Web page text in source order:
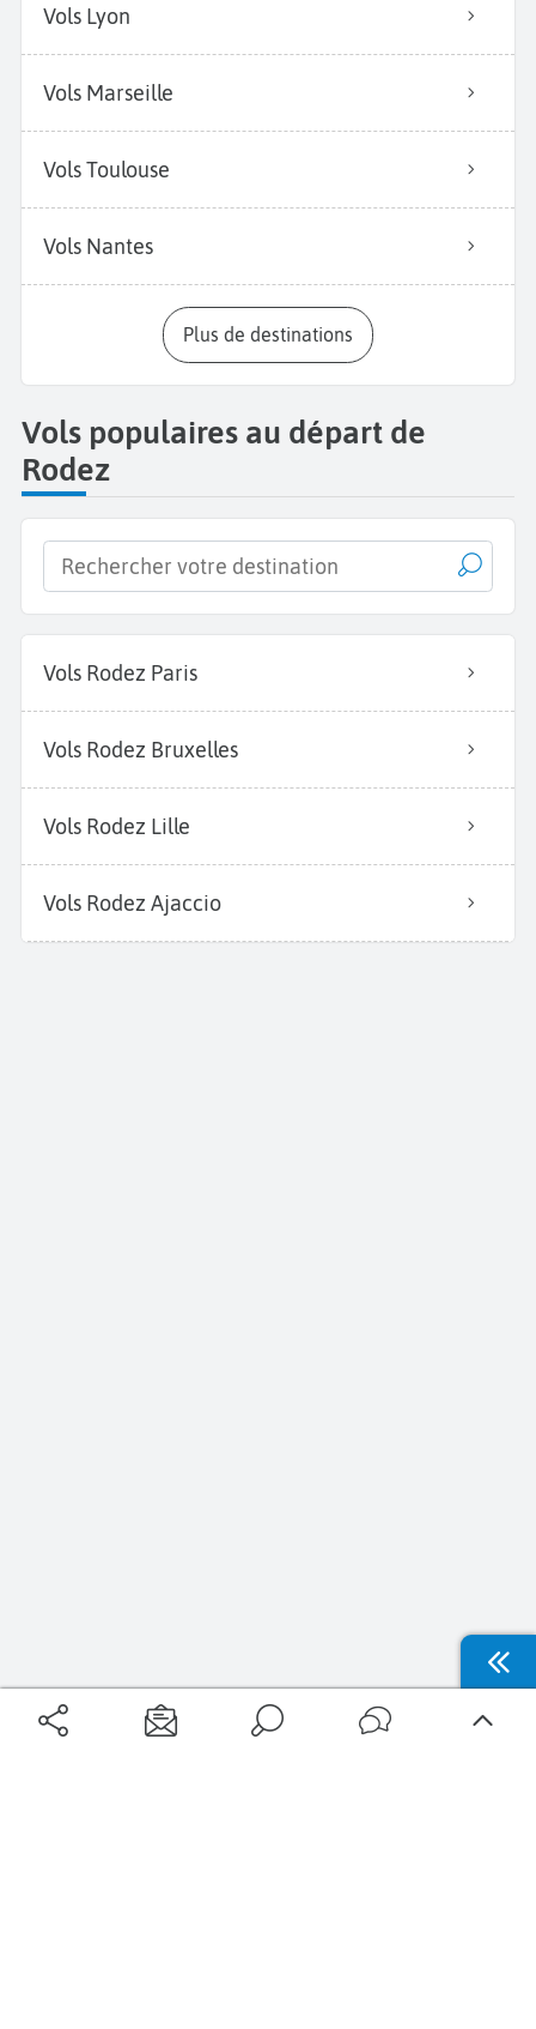
Vols Lyon
Vols Marseille
Vols Toulouse
Vols Nantes
Plus de destinations
Vols populaires au départ de
Rodez
Vols Rodez Paris
Vols Rodez Bruxelles
Vols Rodez Lille
Vols Rodez Ajaccio